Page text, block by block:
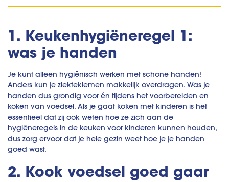
1. Keukenhygiëneregel 1:
was je handen
Je kunt alleen hygiënisch werken met schone handen!
Anders kun je ziektekiemen makkelijk overdragen. Was je
handen dus grondig voor én tijdens het voorbereiden en
koken van voedsel. Als je gaat koken met kinderen is het
essentieel dat zij ook weten hoe ze zich aan de
hygiëneregels in de keuken voor kinderen kunnen houden,
dus zorg ervoor dat je hele gezin weet hoe je je handen
goed wast.
2. Kook voedsel goed gaar